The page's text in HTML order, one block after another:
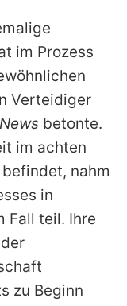
im Prozess
Verteidiger
betonte.
im achten
nahm
in
Fall teil. Ihre
zu Beginn